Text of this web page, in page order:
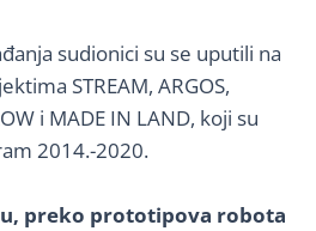
sudionici su se uputili na
STREAM, ARGOS,
i MADE IN LAND, koji su
2014.-2020.
preko prototipova robota